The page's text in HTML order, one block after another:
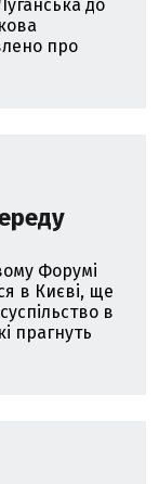
до
про
Форумі
в Києві, ще
в
прагнуть